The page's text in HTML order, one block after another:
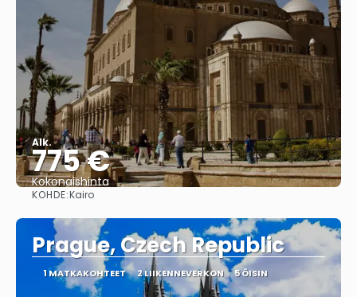
Alk.
775 €
Kokonaishinta
KOHDE:Kairo
Prague, Czech Republic
1 MATKAKOHTEET 2 LIIKENNEVERKON 5 ÖISIN